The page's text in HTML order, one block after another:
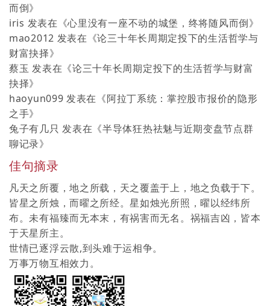
而倒》
iris 发表在《心里没有一座不动的城堡，终将随风而倒》
mao2012 发表在《论三十年长周期定投下的生活哲学与
财富抉择》
蔡玉 发表在《论三十年长周期定投下的生活哲学与财富
抉择》
haoyun099 发表在《阿拉丁系统：掌控股市报价的隐形
之手》
兔子有几只 发表在《半导体狂热祛魅与近期变盘节点群
聊记录》
佳句摘录
凡天之所覆，地之所载，天之覆盖于上，地之负载于下。
皆星之所烛，而曜之所经。星如烛光所照，曜以经纬所
布。未有福臻而无本末，有祸害而无名。祸福吉凶，皆本
于天星所主。
世情已逐浮云散,到头难于运相争。
万事万物互相效力。